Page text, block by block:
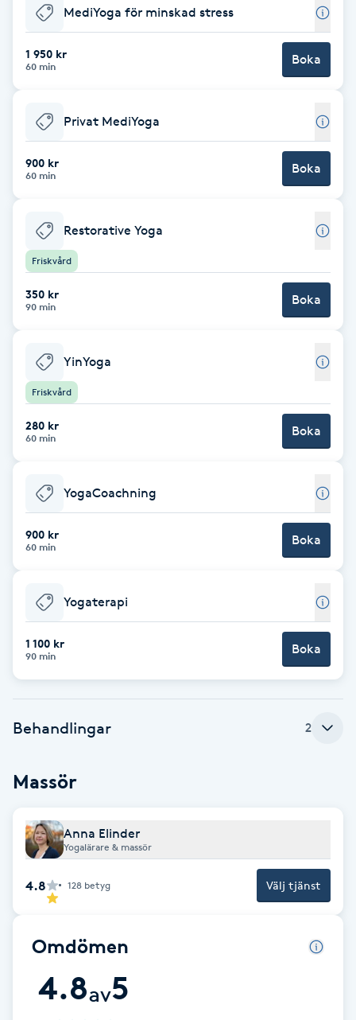
Damklippning
Dermapen
Enzympeeling
Extensions borttagning
Eyeliner-tatuering
F
Face framing
Fet hårbotten
Fettreducering
Fibromassage
Fotsvamp
Fotvård
Fransfärgning
Fransförlängning
Fransförlängning Megavolym
Fransförlängning Volym
MediYoga för minskad stress
1 950 kr
60 min Boka
Privat MediYoga
900 kr
60 min Boka
Restorative Yoga
Friskvård
350 kr
90 min Boka
YinYoga
Friskvård
280 kr
60 min Boka
YogaCoachning
900 kr
60 min Boka
Yogaterapi
1 100 kr
90 min Boka
Behandlingar 2
Massör
Anna Elinder
Yogalärare & massör
4.8 128 betyg Välj tjänst
Omdömen
4.8av5